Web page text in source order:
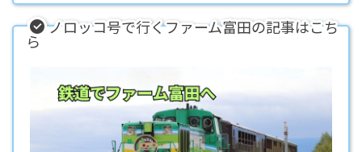
ノロッコ号で行くファーム富田の記事はこち
ら